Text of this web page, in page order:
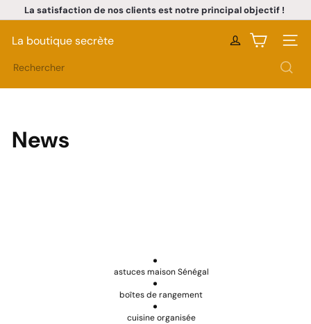
Passer
au
Diaporama
La satisfaction de nos clients est notre principal objectif !
La boutique secrète
Rechercher
News
astuces maison Sénégal
boîtes de rangement
cuisine organisée